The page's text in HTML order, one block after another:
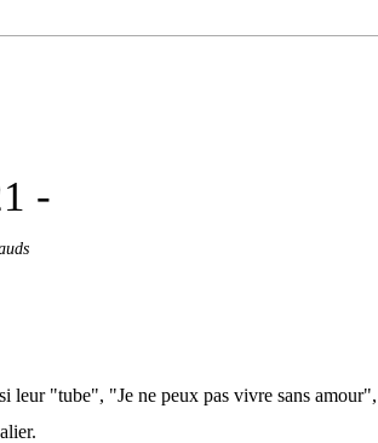
-
leur "tube", "Je ne peux pas vivre sans